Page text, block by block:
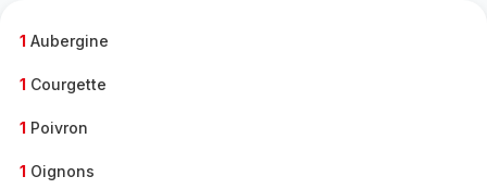
1 Aubergine
1 Courgette
1 Poivron
1 Oignons